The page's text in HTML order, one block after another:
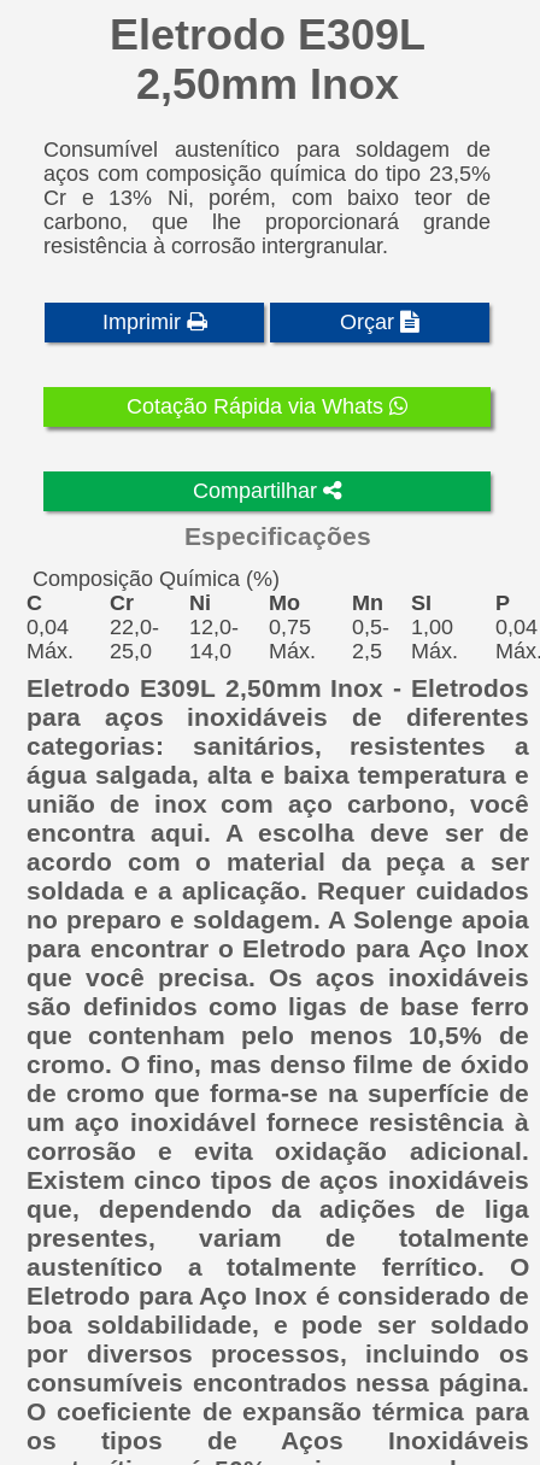
Eletrodo E309L
2,50mm Inox
Consumível austenítico para soldagem de
aços com composição química do tipo 23,5%
Cr e 13% Ni, porém, com baixo teor de
carbono, que lhe proporcionará grande
resistência à corrosão intergranular.
Imprimir Orçar
Cotação Rápida via Whats
Compartilhar
Especificações
Composição Química (%)
C
Cr Ni Mo Mn SI
P
0,04
Máx.
22,0-
25,0
12,0-
14,0
0,75
Máx.
0,5-
2,5
1,00
Máx.
0,04
Eletrodo E309L 2,50mm Inox - Eletrodos
para aços inoxidáveis de diferentes
categorias: sanitários, resistentes a
água salgada, alta e baixa temperatura e
união de inox com aço carbono, você
encontra aqui. A escolha deve ser de
acordo com o material da peça a ser
soldada e a aplicação. Requer cuidados
no preparo e soldagem. A Solenge apoia
para encontrar o Eletrodo para Aço Inox
que você precisa. Os aços inoxidáveis
são definidos como ligas de base ferro
que contenham pelo menos 10,5% de
cromo. O fino, mas denso filme de óxido
de cromo que forma-se na superfície de
um aço inoxidável fornece resistência à
corrosão e evita oxidação adicional.
Existem cinco tipos de aços inoxidáveis
que, dependendo da adições de liga
presentes, variam de totalmente
austenítico a totalmente ferrítico. O
Eletrodo para Aço Inox é considerado de
boa soldabilidade, e pode ser soldado
por diversos processos, incluindo os
consumíveis encontrados nessa página.
O coeficiente de expansão térmica para
os tipos de Aços Inoxidáveis